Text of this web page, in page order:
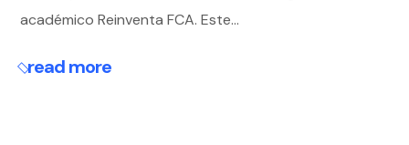
académico Reinventa FCA. Este...
read more